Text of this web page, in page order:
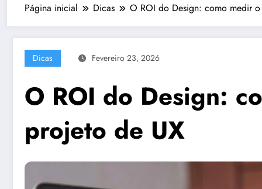
Página inicial Dicas O ROI do Design: como medir
Dicas Fevereiro 23, 2026
O ROI do Design:
projeto de UX